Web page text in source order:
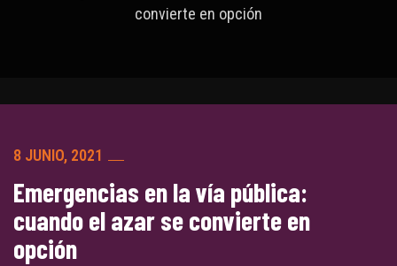
convierte en opción
8 JUNIO, 2021
Emergencias en la vía pública:
cuando el azar se convierte en
opción